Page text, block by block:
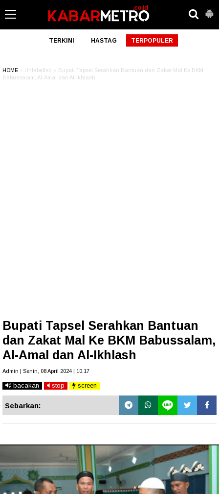
TERKINI HASTAG TERPOPULER
HOME » Unlabelled » Bupati Tapsel Serahkan Bantuan dan Zakat Mal Ke BKM
Babussalam, Al-Amal dan Al-Ikhlash
Bupati Tapsel Serahkan Bantuan
dan Zakat Mal Ke BKM Babussalam,
Al-Amal dan Al-Ikhlash
Admin | Senin, 08 April 2024 | 10.17
bacakan stop screen
Sebarkan: